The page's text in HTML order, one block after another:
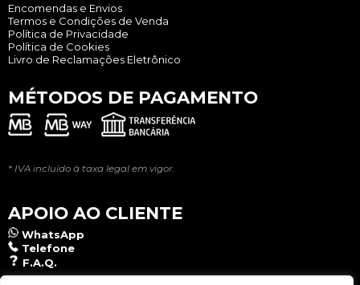
Encomendas e Envios
Termos e Condições de Venda
Política de Privacidade
Política de Cookies
Livro de Reclamações Eletrônico
MÉTODOS DE PAGAMENTO
* IVA incluído à taxa legal em vigor.
APOIO AO CLIENTE
WhatsApp
Telefone
F.A.Q.